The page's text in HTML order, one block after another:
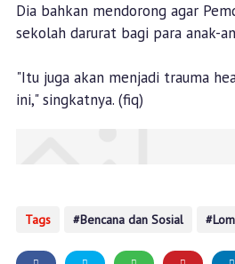
Dia bahkan mendorong agar
sekolah darurat bagi para anak-
"Itu juga akan menjadi trauma
ini," singkatnya. (fiq)
Tags Bencana dan Sosial